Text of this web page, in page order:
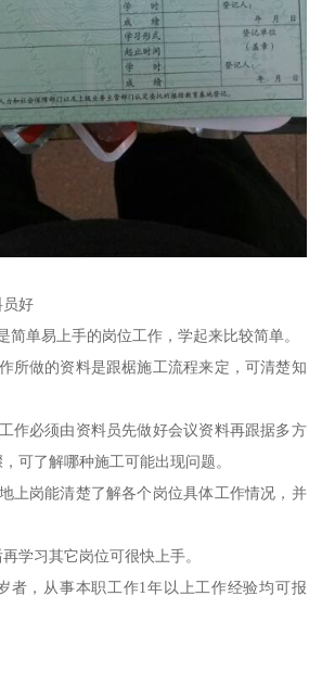
员好
简单易上手的岗位工作，学起来比较简单。
所做的资料是跟椐施工流程来定，可清楚知
作必须由资料员先做好会议资料再跟据多方
可了解哪种施工可能出现问题。
上岗能清楚了解各个岗位具体工作情况，并
学习其它岗位可很快上手。
者，从事本职工作1年以上工作经验均可报